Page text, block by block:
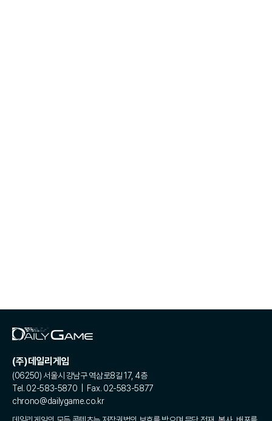
(주)데일리게임
(06250) 서울시 강남구 역삼로8길 17, 4층
Tel. 02-583-5870 | Fax. 02-583-5877
chrono@dailygame.co.kr